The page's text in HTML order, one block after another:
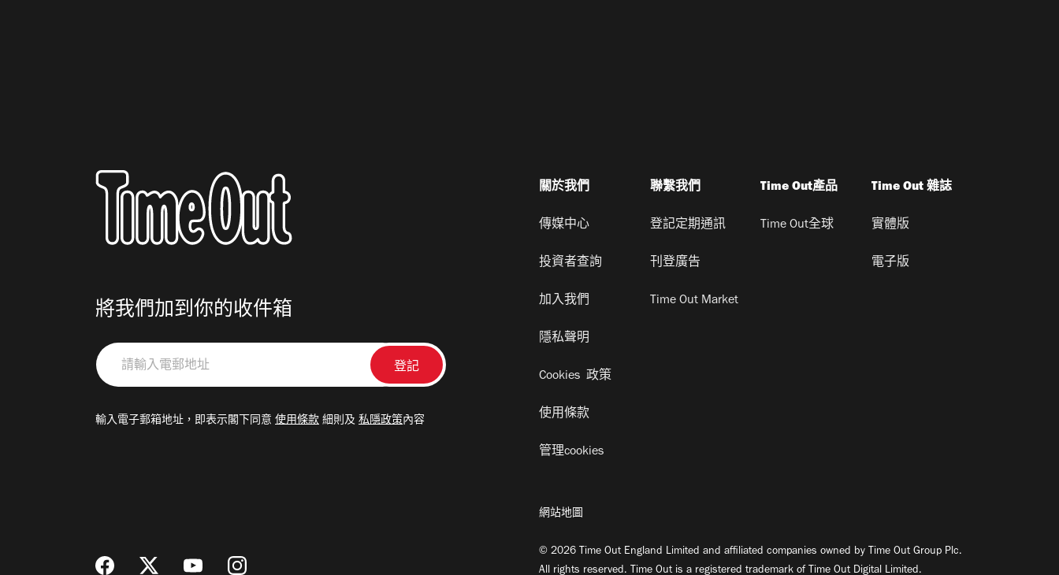
將我們加到你的收件箱
請
輸
郵
輸入電子郵箱地址，即表示閣下同意 使用條款 細則及 私隱政策內容
關於我們
傳媒中心
投資者查詢
加入我們
隱私聲明
Cookies 政策
使用條款
管理cookies
聯繫我們
登記定期通訊
刊登廣告
Time Out Market
Time Out產品
Time Out全球
Time Out 雜誌
實體版
電子版
網站地圖
© 2026 Time Out England Limited and affiliated companies owned by Time Out Group Plc.
All rights reserved. Time Out is a registered trademark of Time Out Digital Limited.